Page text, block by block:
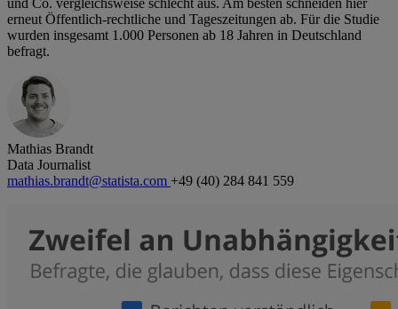
und Co. vergleichsweise schlecht aus. Am besten schneiden hier
erneut Öffentlich-rechtliche und Tageszeitungen ab. Für die Studie
wurden insgesamt 1.000 Personen ab 18 Jahren in Deutschland
befragt.
Mathias Brandt
Data Journalist
mathias.brandt@statista.com +49 (40) 284 841 559